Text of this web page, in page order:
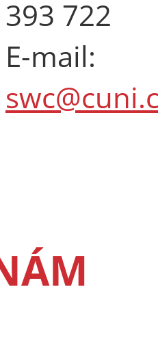
393 722
E-mail: